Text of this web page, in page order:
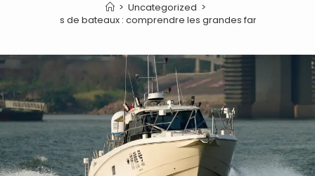
> Uncategorized >
types de bateaux : comprendre les grandes familles du